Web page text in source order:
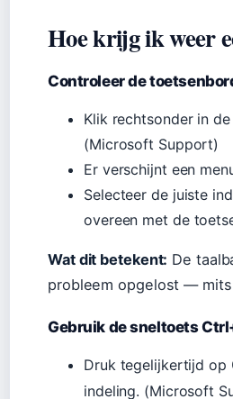
Hoe krijg ik weer
Controleer de
Klik rechtsonder in
(Microsoft Support)
Er verschijnt een
Selecteer de juiste
overeen met de
Wat dit betekent: De
probleem opgelost —
Gebruik de sneltoets
Druk tegelijkertijd op
indeling. (Microsoft